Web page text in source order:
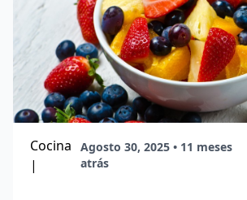
Cocina
|
Agosto 30, 2025 • 11 meses
atrás